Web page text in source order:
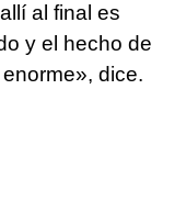
al final es
y el hecho de
dice.